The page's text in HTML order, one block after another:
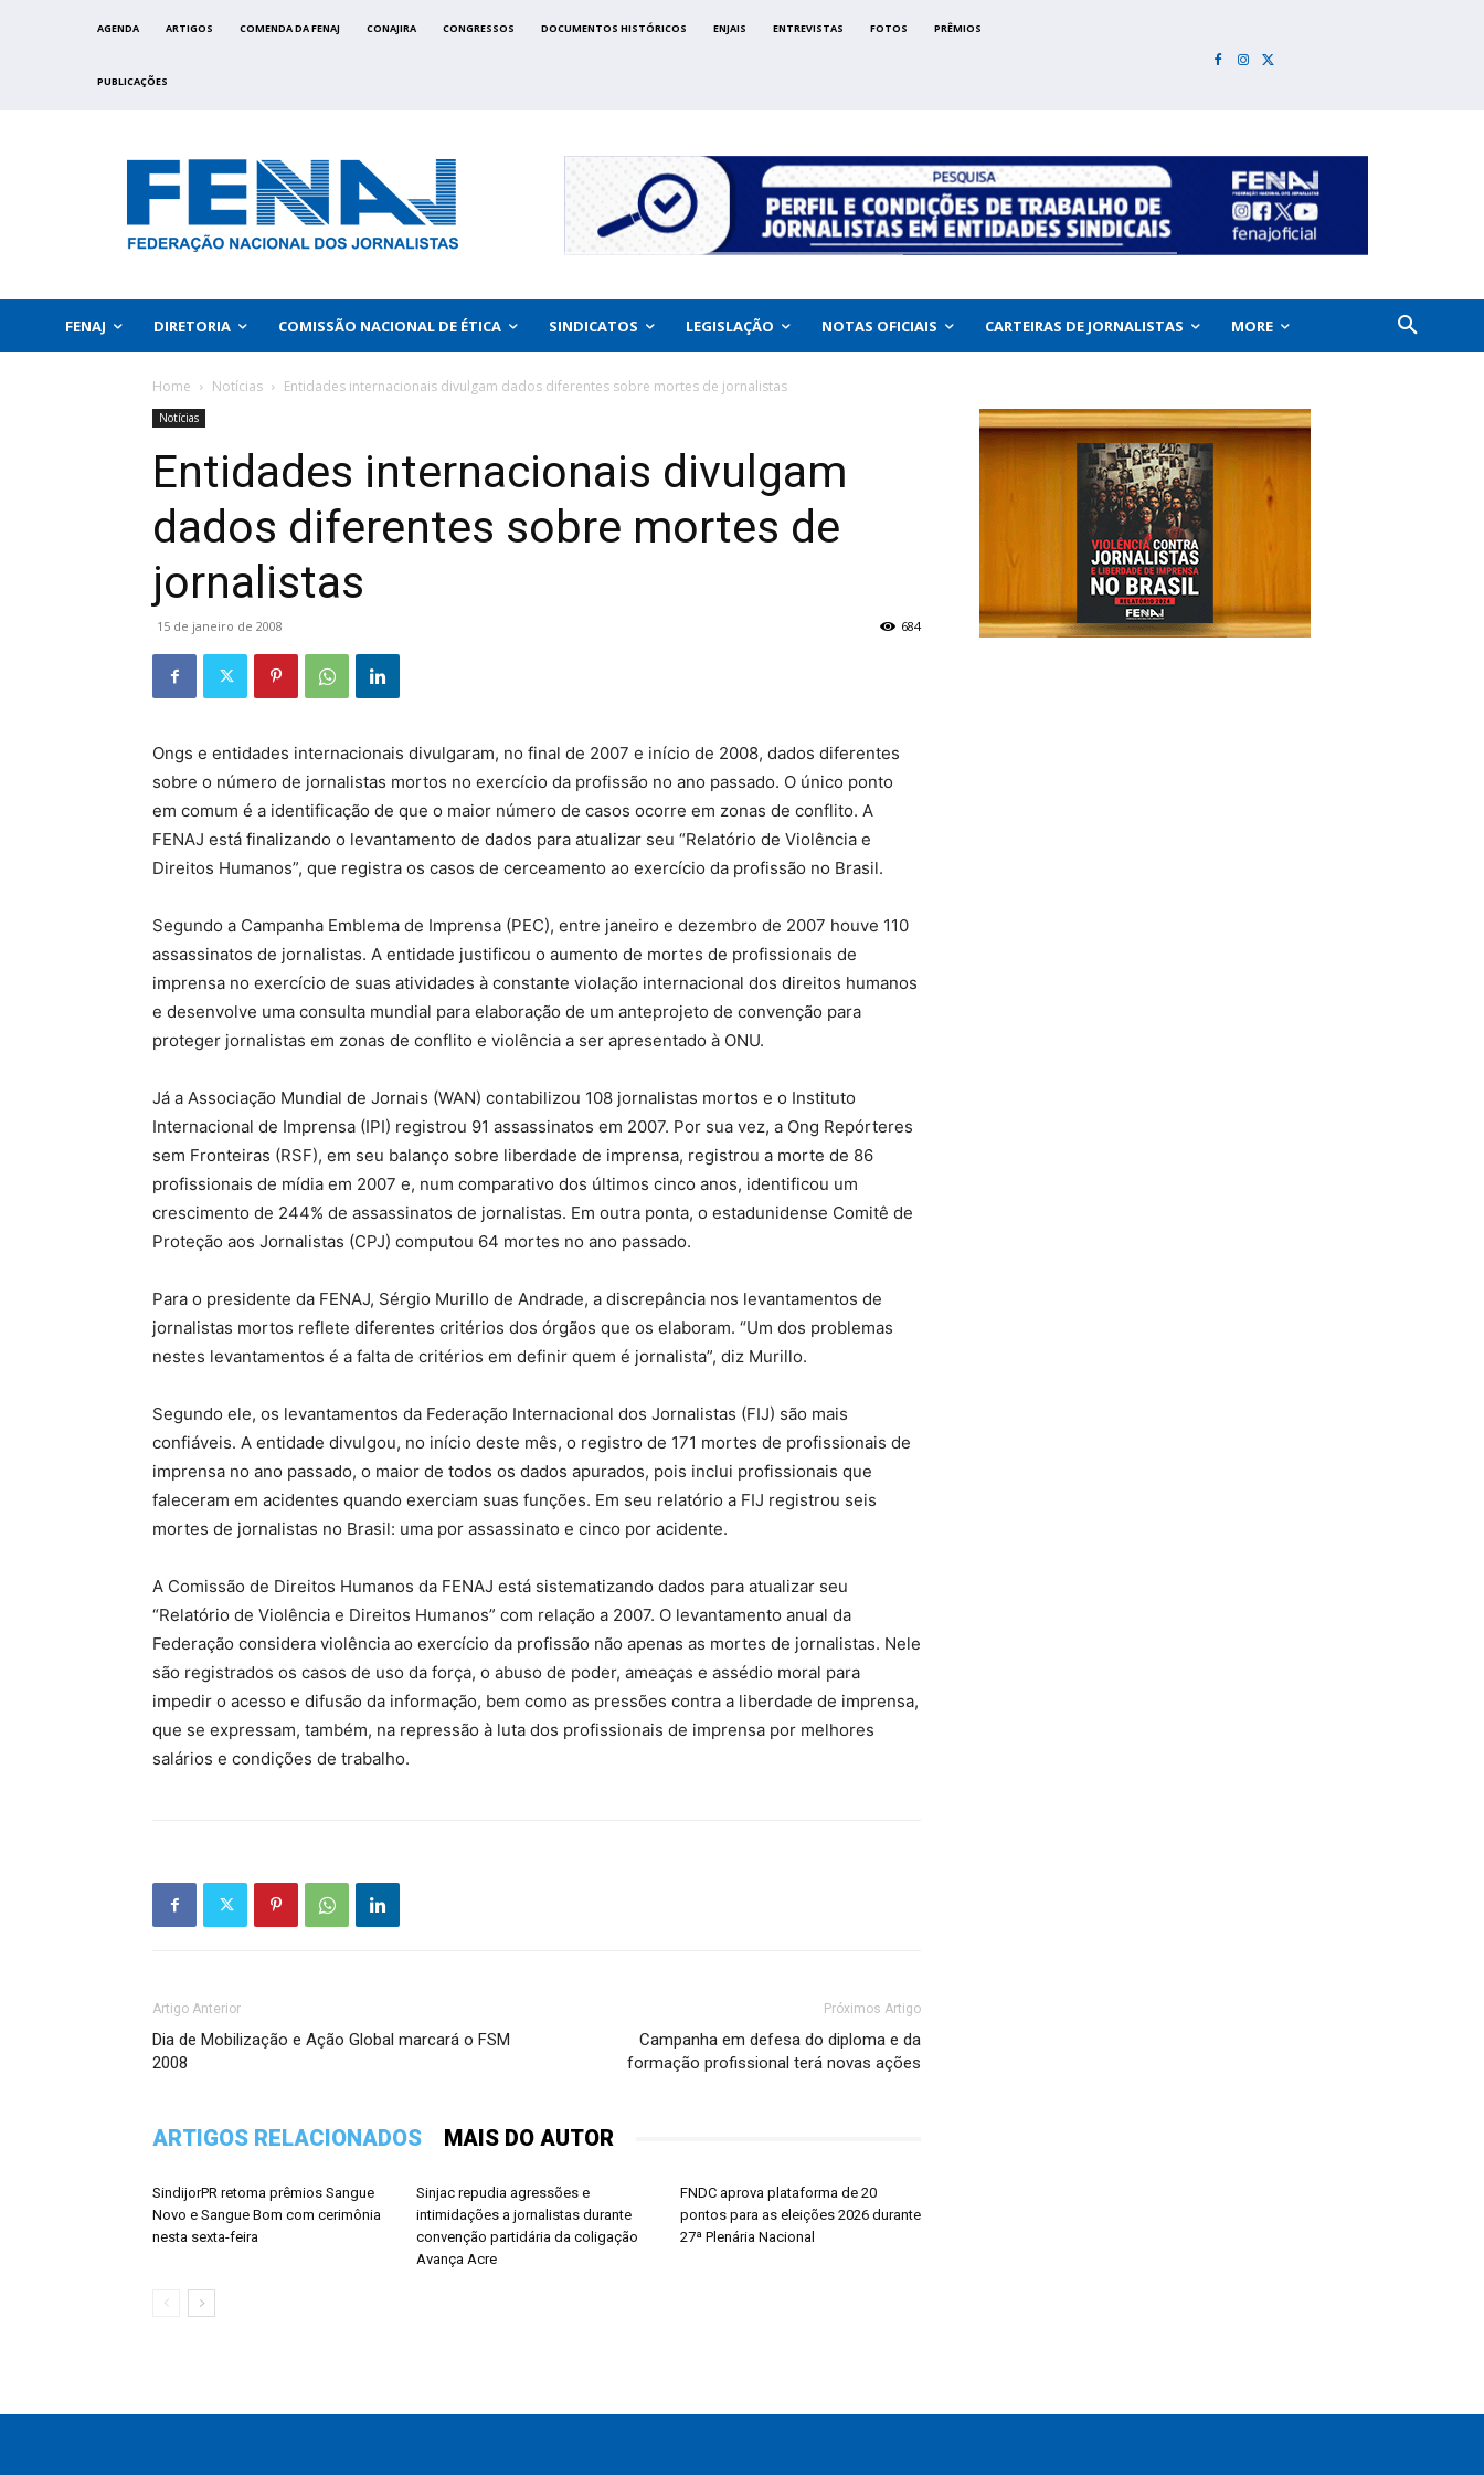
AGENDA ARTIGOS COMENDA DA FENAJ CONAJIRA CONGRESSOS DOCUMENTOS HISTÓRICOS ENJAIS ENTREVISTAS FOTOS PRÊMIOS
PUBLICAÇÕES
FENAJ DIRETORIA COMISSÃO NACIONAL DE ÉTICA SINDICATOS LEGISLAÇÃO NOTAS OFICIAIS CARTEIRAS DE JORNALISTAS MORE
Home Notícias Entidades internacionais divulgam dados diferentes sobre mortes de jornalistas
Notícias
Entidades internacionais divulgam
dados diferentes sobre mortes de
jornalistas
15 de janeiro de 2008 684
Ongs e entidades internacionais divulgaram, no final de 2007 e início de 2008, dados diferentes
sobre o número de jornalistas mortos no exercício da profissão no ano passado. O único ponto
em comum é a identificação de que o maior número de casos ocorre em zonas de conflito. A
FENAJ está finalizando o levantamento de dados para atualizar seu “Relatório de Violência e
Direitos Humanos”, que registra os casos de cerceamento ao exercício da profissão no Brasil.
Segundo a Campanha Emblema de Imprensa (PEC), entre janeiro e dezembro de 2007 houve 110
assassinatos de jornalistas. A entidade justificou o aumento de mortes de profissionais de
imprensa no exercício de suas atividades à constante violação internacional dos direitos humanos
e desenvolve uma consulta mundial para elaboração de um anteprojeto de convenção para
proteger jornalistas em zonas de conflito e violência a ser apresentado à ONU.
Já a Associação Mundial de Jornais (WAN) contabilizou 108 jornalistas mortos e o Instituto
Internacional de Imprensa (IPI) registrou 91 assassinatos em 2007. Por sua vez, a Ong Repórteres
sem Fronteiras (RSF), em seu balanço sobre liberdade de imprensa, registrou a morte de 86
profissionais de mídia em 2007 e, num comparativo dos últimos cinco anos, identificou um
crescimento de 244% de assassinatos de jornalistas. Em outra ponta, o estadunidense Comitê de
Proteção aos Jornalistas (CPJ) computou 64 mortes no ano passado.
Para o presidente da FENAJ, Sérgio Murillo de Andrade, a discrepância nos levantamentos de
jornalistas mortos reflete diferentes critérios dos órgãos que os elaboram. “Um dos problemas
nestes levantamentos é a falta de critérios em definir quem é jornalista”, diz Murillo.
Segundo ele, os levantamentos da Federação Internacional dos Jornalistas (FIJ) são mais
confiáveis. A entidade divulgou, no início deste mês, o registro de 171 mortes de profissionais de
imprensa no ano passado, o maior de todos os dados apurados, pois inclui profissionais que
faleceram em acidentes quando exerciam suas funções. Em seu relatório a FIJ registrou seis
mortes de jornalistas no Brasil: uma por assassinato e cinco por acidente.
A Comissão de Direitos Humanos da FENAJ está sistematizando dados para atualizar seu
“Relatório de Violência e Direitos Humanos” com relação a 2007. O levantamento anual da
Federação considera violência ao exercício da profissão não apenas as mortes de jornalistas. Nele
são registrados os casos de uso da força, o abuso de poder, ameaças e assédio moral para
impedir o acesso e difusão da informação, bem como as pressões contra a liberdade de imprensa,
que se expressam, também, na repressão à luta dos profissionais de imprensa por melhores
salários e condições de trabalho.
Artigo Anterior
Dia de Mobilização e Ação Global marcará o FSM
2008
Próximos Artigo
Campanha em defesa do diploma e da
formação profissional terá novas ações
ARTIGOS RELACIONADOS MAIS DO AUTOR
SindijorPR retoma prêmios Sangue
Novo e Sangue Bom com cerimônia
nesta sexta-feira
Sinjac repudia agressões e
intimidações a jornalistas durante
convenção partidária da coligação
Avança Acre
FNDC aprova plataforma de 20
pontos para as eleições 2026 durante
27ª Plenária Nacional